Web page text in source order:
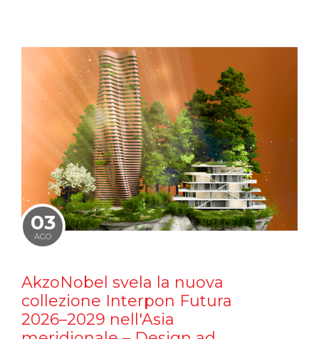
03
AGO
AkzoNobel svela la nuova
collezione Interpon Futura
2026–2029 nell'Asia